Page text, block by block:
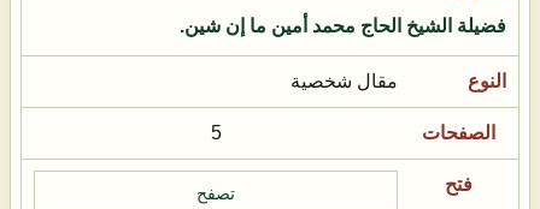
فضيلة الشيخ الحاج محمد أمين ما إن شين.
مقال شخصية
5
تصفح